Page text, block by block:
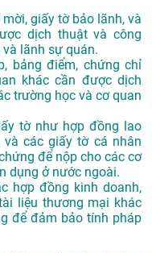
giấy tờ bảo lãnh, và
dịch thuật và công
lãnh sự quán.
bảng điểm, chứng chỉ
khác cần được dịch
trường học và cơ quan
tờ như hợp đồng lao
các giấy tờ cá nhân
để nộp cho các cơ
dụng ở nước ngoài.
hợp đồng kinh doanh,
liệu thương mại khác
để đảm bảo tính pháp